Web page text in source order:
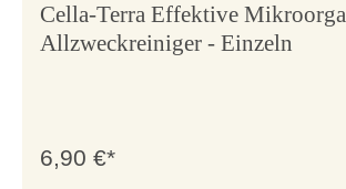
Cella-Terra Effektive
Allzweckreiniger - Einzeln
6,90 €*